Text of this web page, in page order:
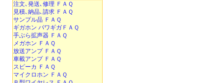
注文､発送､修理 ＦＡＱ
見積､納品､請求 ＦＡＱ
サンプル品 ＦＡＱ
ギガホン パワギガＦＡＱ
手ぶら拡声器 ＦＡＱ
メガホン ＦＡＱ
放送アンプ ＦＡＱ
車載アンプ ＦＡＱ
スピーカ ＦＡＱ
マイクロホン ＦＡＱ